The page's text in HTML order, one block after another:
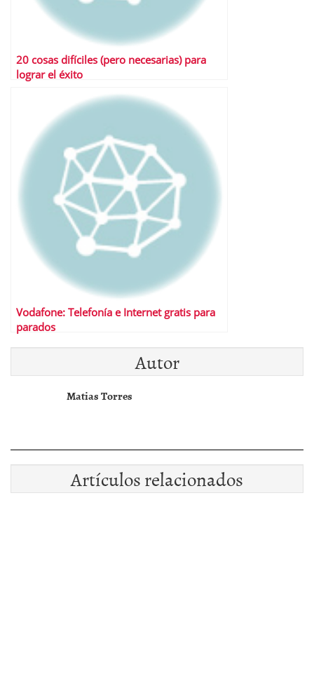
20 cosas difíciles (pero necesarias) para
lograr el éxito
Vodafone: Telefonía e Internet gratis para
parados
Autor
Matias Torres
Artículos relacionados